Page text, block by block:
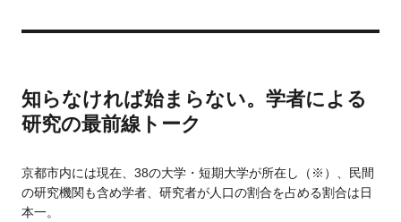
知らなければ始まらない。学者による
研究の最前線トーク
京都市内には現在、38の大学・短期大学が所在し（※）、民間
の研究機関も含め学者、研究者が人口の割合を占める割合は日
本一。